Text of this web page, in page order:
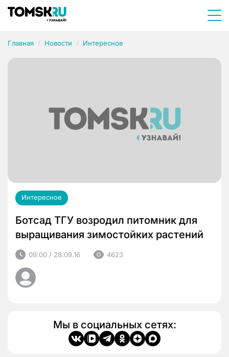
Главная Новости Интересное
Интересное
Ботсад ТГУ возродил питомник для
выращивания зимостойких растений
09:00 / 28.09.16 4623
Мы в социальных сетях: